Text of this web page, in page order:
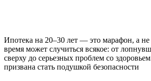
Ипотека на 20–30 лет — это марафон, а не
время может случиться всякое: от
сверху до серьезных проблем со
призвана стать подушкой безопасности